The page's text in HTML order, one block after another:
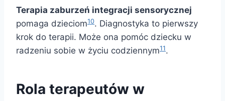
Terapia zaburzeń integracji sensorycznej
pomaga dzieciom10. Diagnostyka to pierwszy
krok do terapii. Może ona pomóc dziecku w
radzeniu sobie w życiu codziennym11.
Rola terapeutów w